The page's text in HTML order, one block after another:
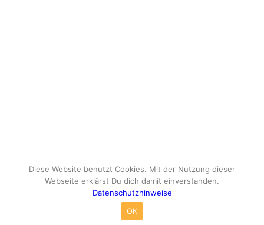
© Copyright - travelox.de - Sebastian Tuke
Datenschutzhinweise
Diese Website benutzt Cookies. Mit der Nutzung dieser
Webseite erklärst Du dich damit einverstanden.
Datenschutzhinweise
OK